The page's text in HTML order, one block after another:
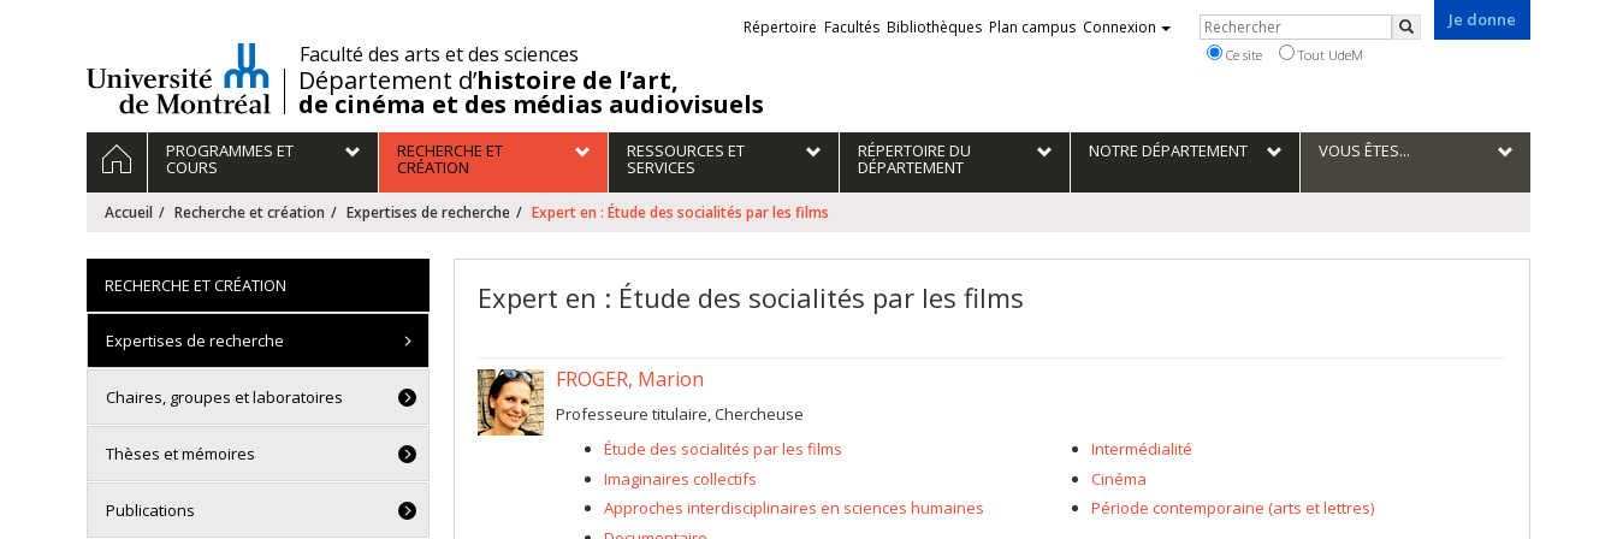
/Faculté des arts et des sciences
Département d’histoire de l’art,
de cinéma et des médias audiovisuels
Je donne
Liens
externes
Répertoire Facultés Bibliothèques Plan campus Connexion Rechercher
Rechercher
Ce site Tout UdeM
Navigation
principale
ACCUEILPROGRAMMES ET
COURS
RECHERCHE ET
CRÉATION
RESSOURCES ET
SERVICES
RÉPERTOIRE DU
DÉPARTEMENT
NOTRE DÉPARTEMENT VOUS ÊTES...
Accueil Recherche et création Expertises de recherche Expert en : Étude des socialités par les films
Expert en : Étude des socialités par les films
FROGER, Marion
Professeure titulaire, Chercheuse
Étude des socialités par les films
Imaginaires collectifs
Approches interdisciplinaires en sciences humaines
Intermédialité
Cinéma
Période contemporaine (arts et lettres)
RECHERCHE ET CRÉATION
Expertises de recherche
Chaires, groupes et laboratoires
Thèses et mémoires
Publications